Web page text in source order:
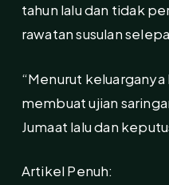
tahun lalu dan tidak
rawatan susulan
“Menurut
membuat ujian
Jumaat lalu dan
Artikel Penuh: